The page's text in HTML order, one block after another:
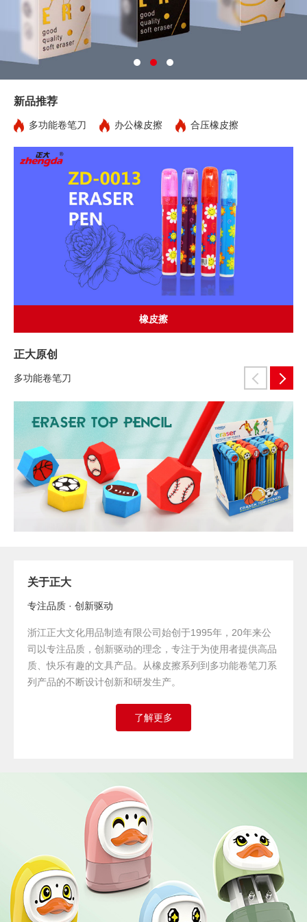
新品推荐
多功能卷笔刀 办公橡皮擦 合压橡皮擦
橡皮擦
正大原创
多功能卷笔刀
关于正大
专注品质 · 创新驱动
浙江正大文化用品制造有限公司始创于1995年，20年来公
司以专注品质，创新驱动的理念，专注于为使用者提供高品
质、快乐有趣的文具产品。从橡皮擦系列到多功能卷笔刀系
列产品的不断设计创新和研发生产。
了解更多